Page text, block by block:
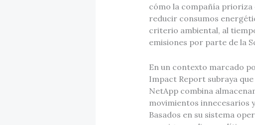
cómo la compañía prioriza
reducir consumos
criterio ambiental, al
emisiones por parte de la
En un contexto marcado
Impact Report subraya
NetApp combina
movimientos innecesarios
Basados en su sistema